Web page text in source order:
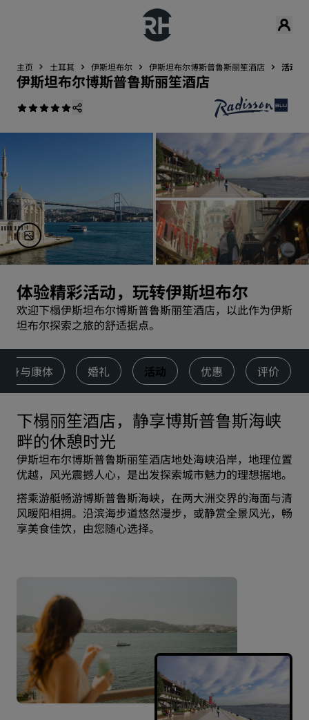
主页 土耳其 伊斯坦布尔 伊斯坦布尔博斯普鲁斯丽笙酒店 活动
伊斯坦布尔博斯普鲁斯丽笙酒店
体验精彩活动，玩转伊斯坦布尔
欢迎下榻伊斯坦布尔博斯普鲁斯丽笙酒店，以此作为伊斯
坦布尔探索之旅的舒适据点。
身与康体 婚礼 活动 优惠 评价
下榻丽笙酒店，静享博斯普鲁斯海峡
畔的休憩时光
伊斯坦布尔博斯普鲁斯丽笙酒店地处海峡沿岸，地理位置
优越，风光震撼人心，是出发探索城市魅力的理想据地。
搭乘游艇畅游博斯普鲁斯海峡，在两大洲交界的海面与清
风暖阳相拥。沿滨海步道悠然漫步，或静赏全景风光，畅
享美食佳饮，由您随心选择。